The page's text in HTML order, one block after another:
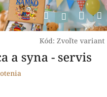
Hľadať
Kód: Zvoľte variant
a syna - servis